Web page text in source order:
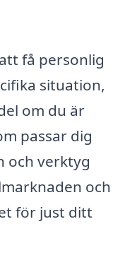
få personlig
situation,
om du är
passar dig
och verktyg
och
för just ditt